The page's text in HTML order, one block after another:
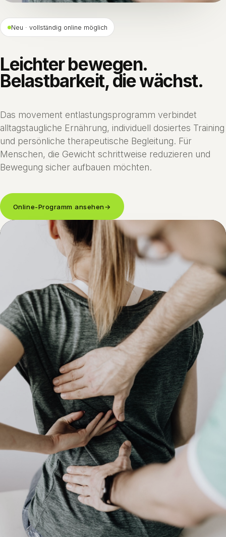
Neu · vollständig online möglich
Leichter bewegen.
Belastbarkeit, die wächst.
Das movement entlastungsprogramm verbindet
alltagstaugliche Ernährung, individuell dosiertes Training
und persönliche therapeutische Begleitung. Für
Menschen, die Gewicht schrittweise reduzieren und
Bewegung sicher aufbauen möchten.
Online-Programm ansehen→